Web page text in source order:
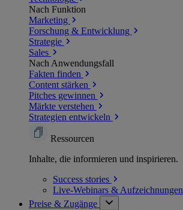
Nach Funktion
Marketing
Forschung & Entwicklung
Strategie
Sales
Nach Anwendungsfall
Fakten finden
Content stärken
Pitches gewinnen
Märkte verstehen
Strategien entwickeln
Ressourcen
Inhalte, die informieren und inspirieren.
Success stories
Live-Webinars & Aufzeichnungen
Preise & Zugänge